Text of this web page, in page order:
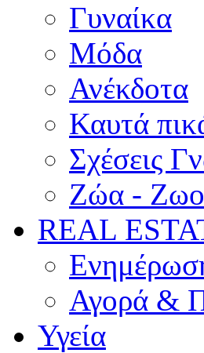
Γυναίκα
Μόδα
Ανέκδοτα
Καυτά
Σχέσεις
Ζώα -
REAL
Αγορά &
Υγεία